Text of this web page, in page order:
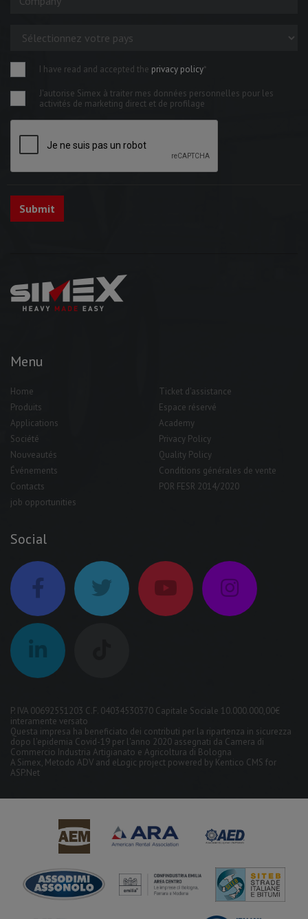
I have read and accepted the privacy policy*
J'autorise Simex à traiter mes données personnelles pour les
activités de marketing direct et de profilage
Menu
Home
Produits
Applications
Société
Nouveautés
Événements
Contacts
job opportunities
Ticket d'assistance
Espace réservé
Academy
Privacy Policy
Quality Policy
Conditions générales de vente
POR FESR 2014/2020
Social
P. IVA 00692551203 C.F. 04034530370 Capitale Sociale 10.000.000,00€
interamente versato
Questa impresa ha beneficiato dei contributi per la ripartenza in sicurezza
dopo l'epidemia Covid-19 per l'anno 2020 assegnati da Camera di
Commercio Industria Artigianato e Agricoltura di Bologna
A Simex, Metodo ADV and eLogic project powered by Kentico CMS for
ASP.Net